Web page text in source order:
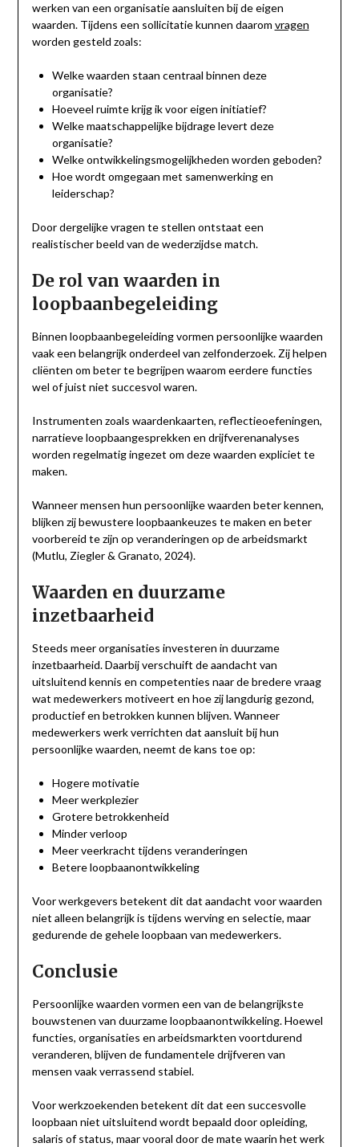
werken van een organisatie aansluiten bij de eigen
waarden. Tijdens een sollicitatie kunnen daarom vragen
worden gesteld zoals:
Welke waarden staan centraal binnen deze
organisatie?
Hoeveel ruimte krijg ik voor eigen initiatief?
Welke maatschappelijke bijdrage levert deze
organisatie?
Welke ontwikkelingsmogelijkheden worden geboden?
Hoe wordt omgegaan met samenwerking en
leiderschap?
Door dergelijke vragen te stellen ontstaat een
realistischer beeld van de wederzijdse match.
De rol van waarden in
loopbaanbegeleiding
Binnen loopbaanbegeleiding vormen persoonlijke waarden
vaak een belangrijk onderdeel van zelfonderzoek. Zij helpen
cliënten om beter te begrijpen waarom eerdere functies
wel of juist niet succesvol waren.
Instrumenten zoals waardenkaarten, reflectieoefeningen,
narratieve loopbaangesprekken en drijfverenanalyses
worden regelmatig ingezet om deze waarden expliciet te
maken.
Wanneer mensen hun persoonlijke waarden beter kennen,
blijken zij bewustere loopbaankeuzes te maken en beter
voorbereid te zijn op veranderingen op de arbeidsmarkt
(Mutlu, Ziegler & Granato, 2024).
Waarden en duurzame
inzetbaarheid
Steeds meer organisaties investeren in duurzame
inzetbaarheid. Daarbij verschuift de aandacht van
uitsluitend kennis en competenties naar de bredere vraag
wat medewerkers motiveert en hoe zij langdurig gezond,
productief en betrokken kunnen blijven. Wanneer
medewerkers werk verrichten dat aansluit bij hun
persoonlijke waarden, neemt de kans toe op:
Hogere motivatie
Meer werkplezier
Grotere betrokkenheid
Minder verloop
Meer veerkracht tijdens veranderingen
Betere loopbaanontwikkeling
Voor werkgevers betekent dit dat aandacht voor waarden
niet alleen belangrijk is tijdens werving en selectie, maar
gedurende de gehele loopbaan van medewerkers.
Conclusie
Persoonlijke waarden vormen een van de belangrijkste
bouwstenen van duurzame loopbaanontwikkeling. Hoewel
functies, organisaties en arbeidsmarkten voortdurend
veranderen, blijven de fundamentele drijfveren van
mensen vaak verrassend stabiel.
Voor werkzoekenden betekent dit dat een succesvolle
loopbaan niet uitsluitend wordt bepaald door opleiding,
salaris of status, maar vooral door de mate waarin het werk